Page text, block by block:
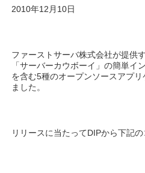
2010年12月10日
ファーストサーバ株式会社が提供
「サーバーカウボーイ」の簡単イ
を含む5種のオープンソースアプ
ました。
リリースに当たってDIPから下記の